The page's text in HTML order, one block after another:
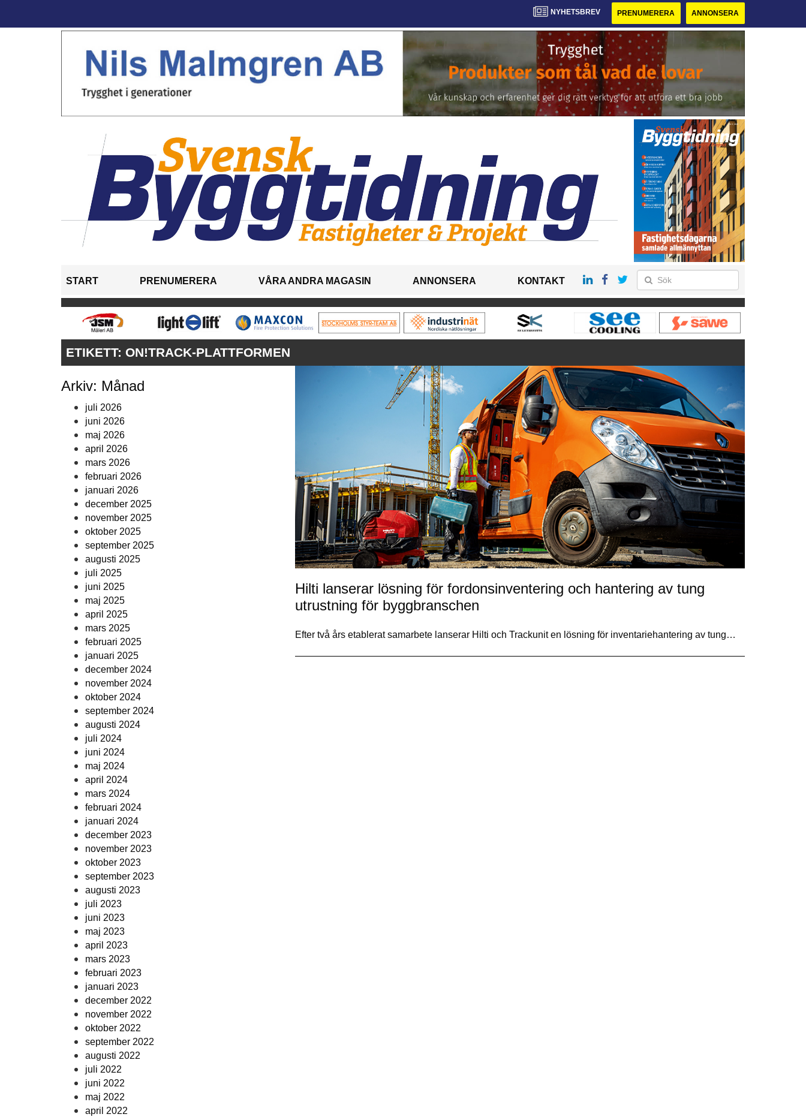
NYHETSBREV PRENUMERERA ANNONSERA
START PRENUMERERA VÅRA ANDRA MAGASIN ANNONSERA KONTAKT
ETIKETT: ON!TRACK-PLATTFORMEN
Arkiv: Månad
juli 2026
juni 2026
maj 2026
april 2026
mars 2026
februari 2026
januari 2026
december 2025
november 2025
oktober 2025
september 2025
augusti 2025
juli 2025
juni 2025
maj 2025
april 2025
mars 2025
februari 2025
januari 2025
december 2024
november 2024
oktober 2024
september 2024
augusti 2024
juli 2024
juni 2024
maj 2024
april 2024
mars 2024
februari 2024
januari 2024
december 2023
november 2023
oktober 2023
september 2023
augusti 2023
juli 2023
juni 2023
maj 2023
april 2023
mars 2023
februari 2023
januari 2023
december 2022
november 2022
oktober 2022
september 2022
augusti 2022
juli 2022
juni 2022
maj 2022
april 2022
Hilti lanserar lösning för fordonsinventering och hantering av tung
utrustning för byggbranschen
Efter två års etablerat samarbete lanserar Hilti och Trackunit en lösning för inventariehantering av tung…